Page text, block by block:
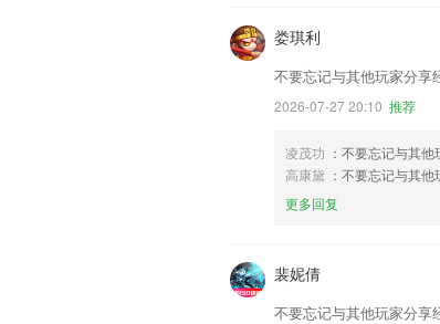
娄琪利
不要忘记与其他玩家分享
2026-07-27 20:10 推荐
凌茂功 ：不要忘记与其
高康黛 ：不要忘记与其
更多回复
裴妮倩
不要忘记与其他玩家分享